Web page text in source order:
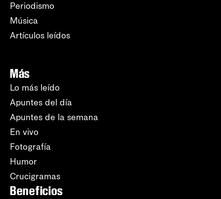
Periodismo
Música
Artículos leídos
Más
Lo más leído
Apuntes del día
Apuntes de la semana
En vivo
Fotografía
Humor
Crucigramas
Beneficios